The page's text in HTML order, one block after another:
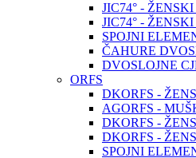
JIC74° -
JIC74° -
SPOJNI
ČAHURE
DVOSLOJNE
ORFS
DKORFS -
AGORFS -
DKORFS -
DKORFS -
SPOJNI